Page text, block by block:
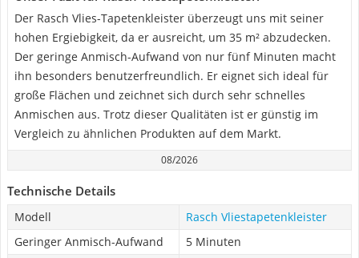
Der Rasch Vlies-Tapetenkleister überzeugt uns mit seiner
hohen Ergiebigkeit, da er ausreicht, um 35 m² abzudecken.
Der geringe Anmisch-Aufwand von nur fünf Minuten macht
ihn besonders benutzerfreundlich. Er eignet sich ideal für
große Flächen und zeichnet sich durch sehr schnelles
Anmischen aus. Trotz dieser Qualitäten ist er günstig im
Vergleich zu ähnlichen Produkten auf dem Markt.
08/2026
Technische Details
Modell
Rasch Vliestapetenkleister
Geringer Anmisch-Aufwand
5 Minuten